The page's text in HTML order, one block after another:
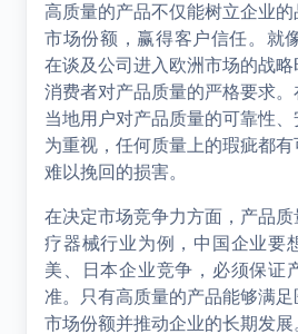
高质量的产品不仅能树立企业
市场份额，赢得客户信任。就
在谈及公司进入欧洲市场的战
消费者对产品质量的严格要求。
当地用户对产品质量的可靠性
为重视，任何质量上的瑕疵都
难以挽回的损害。
在决定市场竞争力方面，产品
疗器械行业为例，中国企业要
美、日本企业竞争，必须保证
准。只有高质量的产品能够满
市场份额并推动企业的长期发展